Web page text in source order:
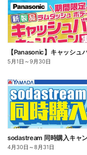
5月1日 ～9月30日
sodastream 同時購入キャ
4月30日 ～8月31日